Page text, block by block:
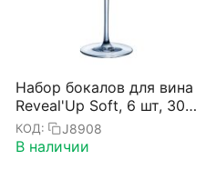
Набор бокалов для вина
Reveal'Up Soft, 6 шт, 300
мл, D83 мм, H217 мм,
Chef&Sommelier
КОД: J8908
В наличии